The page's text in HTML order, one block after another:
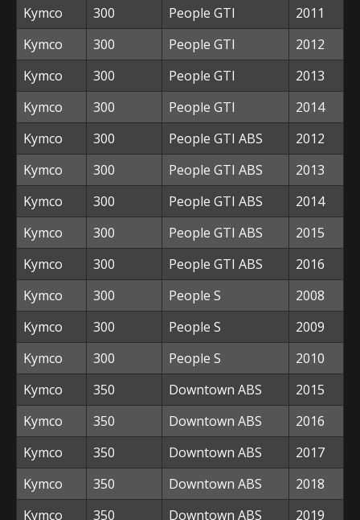
Kymco
300 People GTI
2011
Kymco
300 People GTI
2012
Kymco
300 People GTI
2013
Kymco
300 People GTI
2014
Kymco
300 People GTI ABS
2012
Kymco
300 People GTI ABS
2013
Kymco
300 People GTI ABS
2014
Kymco
300 People GTI ABS
2015
Kymco
300 People GTI ABS
2016
Kymco
300 People S
2008
Kymco
300 People S
2009
Kymco
300 People S
2010
Kymco
350 Downtown ABS
2015
Kymco
350 Downtown ABS
2016
Kymco
350 Downtown ABS
2017
Kymco
350 Downtown ABS
2018
Kymco
350 Downtown ABS 2019